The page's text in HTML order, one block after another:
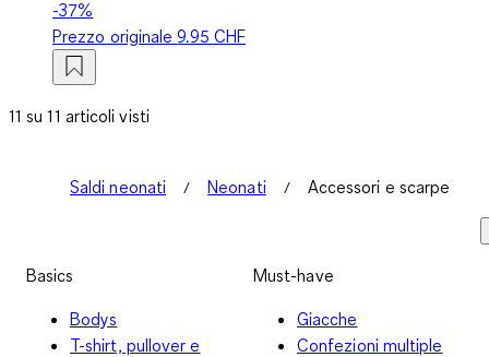
-37%
Prezzo originale9.95 CHF
11 su 11 articoli visti
Saldi neonati Neonati Accessori e scarpe
Basics
Bodys
T-shirt, pullover e
Must-have
Giacche
Confezioni multiple